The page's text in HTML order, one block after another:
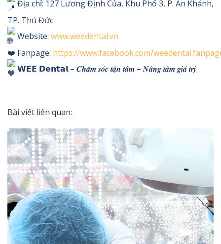
Địa chỉ: 127 Lương Định Của, Khu Phố 3, P. An Khánh,
TP. Thủ Đức
Website: www.weedental.vn
❤️ Fanpage: https://www.facebook.com/
𝗪𝗘𝗘 𝗗𝗲𝗻𝘁𝗮𝗹 – 𝑪𝒉𝒂̆𝒎 𝒔𝒐́𝒄 𝒕𝒂̣̂𝒏 𝒕𝒂̂𝒎 – 𝑵𝒂̂𝒏𝒈 𝒕𝒂̂̀𝒎 𝒈𝒊𝒂́ 𝒕𝒓𝒊̣
Bài viết liên quan: